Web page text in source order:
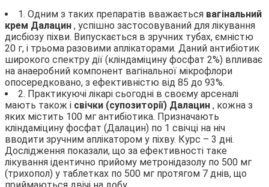
1. Одним з таких препаратів вважається вагінальний
крем Далацин , успішно застосовуваний для лікування
дисбіозу піхви. Випускається в зручних тубах, ємністю
20 г, і трьома разовими аплікаторами. Даний антибіотик
широкого спектру дії (кліндаміцину фосфат 2%) впливає
на анаеробний компонент вагінальної мікрофлори
опосередковано, з ефективністю від 85 до 93%.
2. Практикуючі лікарі сьогодні в своєму арсеналі
мають також і свічки (супозиторії) Далацин , кожна з
яких містить 100 мг антибіотика. Призначають
кліндаміцину фосфат (Далацин) по 1 свічці на ніч
вводити зручним аплікатором у піхву. Курс – 3 дні.
Дослідження показали, що за ефективності таке
лікування ідентично прийому метронідазолу по 500 мг
(трихопол) у таблетках по 500 мг протягом 7 днів, що